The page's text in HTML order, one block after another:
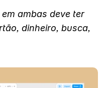
ambas deve ter
dinheiro, busca,